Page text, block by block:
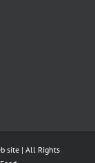
site | All Rights